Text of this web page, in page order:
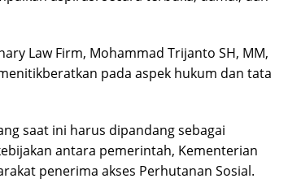
Law Firm, Mohammad Trijanto SH, MM,
pada aspek hukum dan tata
saat ini harus dipandang sebagai
antara pemerintah, Kementerian
penerima akses Perhutanan Sosial.